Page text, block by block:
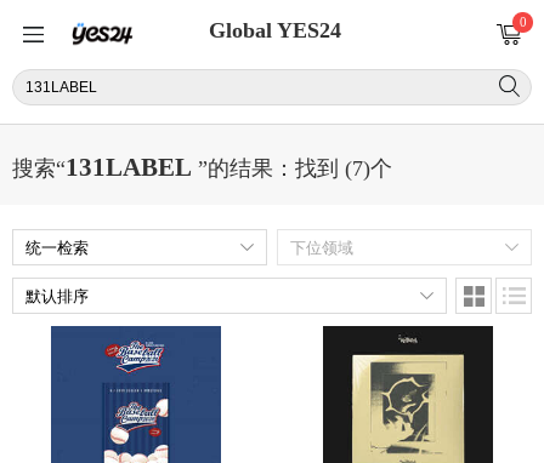
Global YES24 0
搜索“131LABEL ”的结果：找到 (7)个